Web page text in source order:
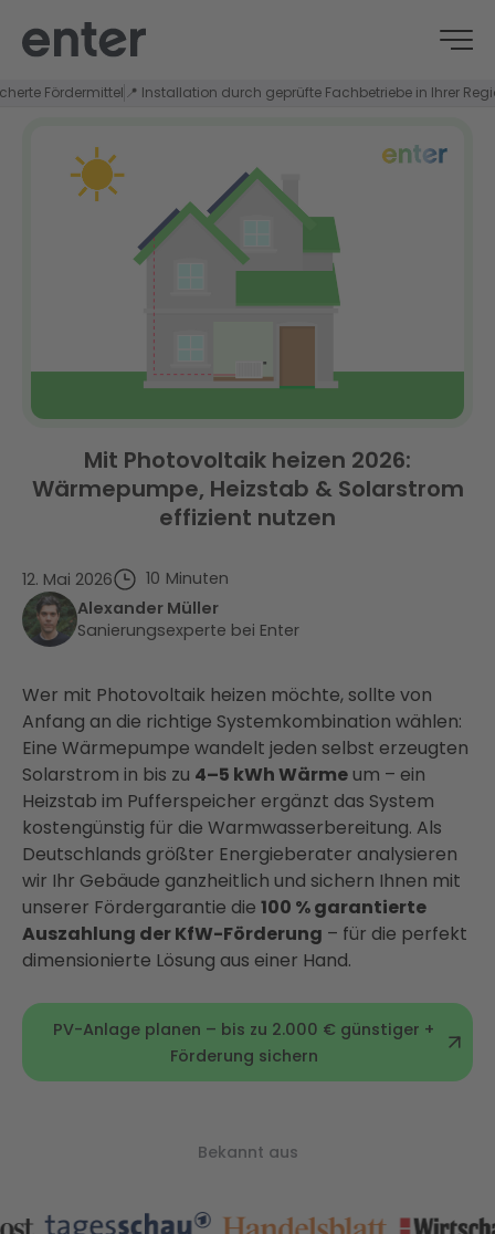
📍 Installation durch geprüfte Fachbetriebe in Ihrer Region🏠
Mit Photovoltaik heizen 2026:
Wärmepumpe, Heizstab & Solarstrom
effizient nutzen
12. Mai 2026 10 Minuten
Alexander Müller
Sanierungsexperte bei Enter
Wer mit Photovoltaik heizen möchte, sollte von
Anfang an die richtige Systemkombination wählen:
Eine Wärmepumpe wandelt jeden selbst erzeugten
Solarstrom in bis zu 4–5 kWh Wärmeum – ein
Heizstab im Pufferspeicher ergänzt das System
kostengünstig für die Warmwasserbereitung. Als
Deutschlands größter Energieberater analysieren
wir Ihr Gebäude ganzheitlich und sichern Ihnen mit
unserer Fördergarantie die 100 % garantierte
Auszahlung der KfW-Förderung – für die perfekt
dimensionierte Lösung aus einer Hand.
PV-Anlage planen – bis zu 2.000 € günstiger +
Förderung sichern
Bekannt aus